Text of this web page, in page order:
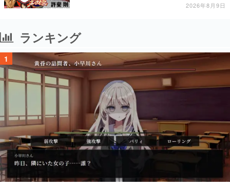
2026年8月9日
ランキング
1